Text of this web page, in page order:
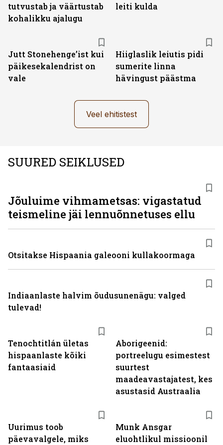
tutvustab ja väärtustab
kohalikku ajalugu
leiti kulda
Jutt Stonehenge’ist kui
päikesekalendrist on
vale
Hiiglaslik leiutis pidi
sumerite linna
hävingust päästma
Veel ehitistest
SUURED SEIKLUSED
Tenochtitlán ületas
hispaanlaste kõiki
fantaasiaid
Aborigeenid:
portreelugu esimestest
suurtest
maadeavastajatest, kes
asustasid Austraalia
Uurimus toob
päevavalgele, miks
Munk Ansgar
eluohtlikul missioonil
Jõuluime vihmametsas: vigastatud
teismeline jäi lennuõnnetuses ellu
Otsitakse Hispaania galeooni kullakoormaga
Indiaanlaste halvim õudusunenägu: valged
tulevad!